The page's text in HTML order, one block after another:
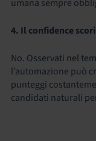
umana sempre
4. Il confidence
No. Osservati nel
l’automazione può
punteggi
candidati naturali